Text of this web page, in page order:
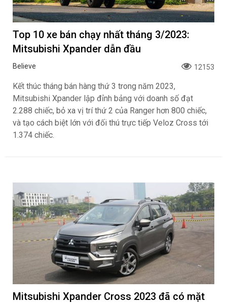
Top 10 xe bán chạy nhất tháng 3/2023:
Mitsubishi Xpander dẫn đầu
Believe 12153
Kết thúc tháng bán hàng thứ 3 trong năm 2023,
Mitsubishi Xpander lập đỉnh bảng với doanh số đạt
2.288 chiếc, bỏ xa vị trí thứ 2 của Ranger hơn 800 chiếc,
và tạo cách biệt lớn với đối thú trực tiếp Veloz Cross tới
1.374 chiếc.
Mitsubishi Xpander Cross 2023 đã có mặt